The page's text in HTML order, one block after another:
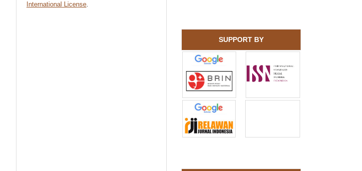
International License.
SUPPORT BY